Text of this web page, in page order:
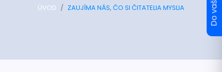
ÚVOD ZAUJÍMA NÁS, ČO SI ČITATELIA MYSLIA